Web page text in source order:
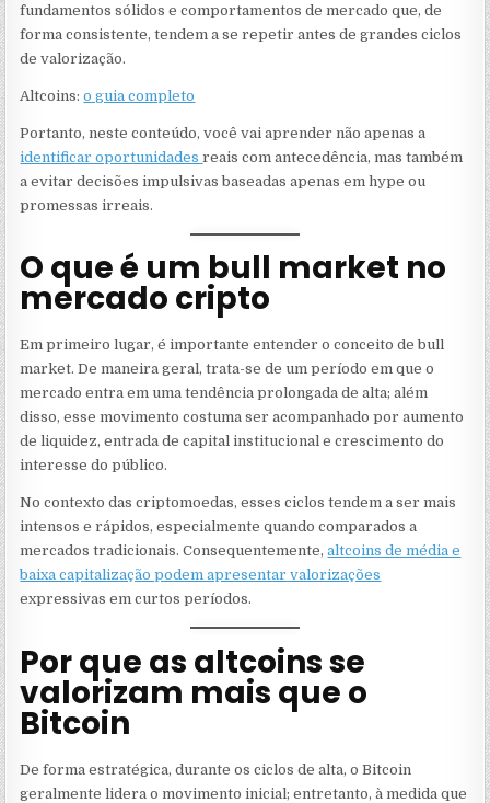
fundamentos sólidos e comportamentos de mercado que, de
forma consistente, tendem a se repetir antes de grandes ciclos
de valorização.
Altcoins:o guia completo
Portanto, neste conteúdo, você vai aprender não apenas a
identificar oportunidadesreais com antecedência, mas também
a evitar decisões impulsivas baseadas apenas em hype ou
promessas irreais.
O que é um bull market no
mercado cripto
Em primeiro lugar, é importante entender o conceito de bull
market. De maneira geral, trata-se de um período em que o
mercado entra em uma tendência prolongada de alta; além
disso, esse movimento costuma ser acompanhado por aumento
de liquidez, entrada de capital institucional e crescimento do
interesse do público.
No contexto das criptomoedas, esses ciclos tendem a ser mais
intensos e rápidos, especialmente quando comparados a
mercados tradicionais. Consequentemente,altcoins de média e
baixa capitalização podem apresentar valorizações
expressivas em curtos períodos.
Por que as altcoins se
valorizam mais que o
Bitcoin
De forma estratégica, durante os ciclos de alta, o Bitcoin
geralmente lidera o movimento inicial; entretanto, à medida que